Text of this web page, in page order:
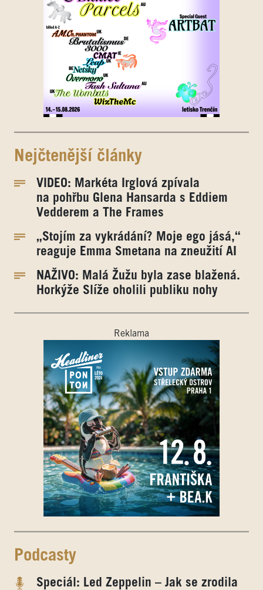
Nejčtenější články
VIDEO: Markéta Irglová zpívala
na pohřbu Glena Hansarda s Eddiem
Vedderem a The Frames
„Stojím za vykrádání? Moje ego jásá,“
reaguje Emma Smetana na zneužití AI
NAŽIVO: Malá Žužu byla zase blažená.
Horkýže Slíže oholili publiku nohy
Reklama
Podcasty
Speciál: Led Zeppelin – Jak se zrodila